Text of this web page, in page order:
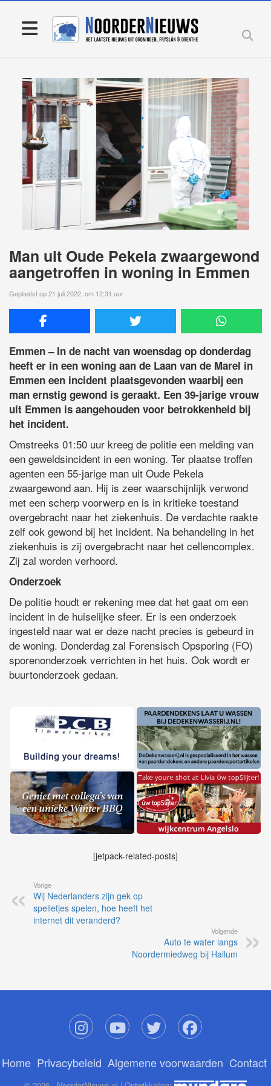
Man uit Oude Pekela zwaargewond
aangetroffen in woning in Emmen
Geplaatst op 21 juli 2022, om 12:31 uur
Emmen – In de nacht van woensdag op donderdag
heeft er in een woning aan de Laan van de Marel in
Emmen een incident plaatsgevonden waarbij een
man ernstig gewond is geraakt. Een 39-jarige vrouw
uit Emmen is aangehouden voor betrokkenheid bij
het incident.
Omstreeks 01:50 uur kreeg de politie een melding van
een geweldsincident in een woning. Ter plaatse troffen
agenten een 55-jarige man uit Oude Pekela
zwaargewond aan. Hij is zeer waarschijnlijk verwond
met een scherp voorwerp en is in kritieke toestand
overgebracht naar het ziekenhuis. De verdachte raakte
zelf ook gewond bij het incident. Na behandeling in het
ziekenhuis is zij overgebracht naar het cellencomplex.
Zij zal worden verhoord.
Onderzoek
De politie houdt er rekening mee dat het gaat om een
incident in de huiselijke sfeer. Er is een onderzoek
ingesteld naar wat er deze nacht precies is gebeurd in
de woning. Donderdag zal Forensisch Opsporing (FO)
sporenonderzoek verrichten in het huis. Ook wordt er
buurtonderzoek gedaan.
[jetpack-related-posts]
Vorige
Wij Nederlanders zijn gek op
spelletjes spelen, hoe heeft het
internet dit veranderd?
Volgende
Auto te water langs
Noordermiedweg bij Hallum
Home Privacybeleid Algemene voorwaarden Contact